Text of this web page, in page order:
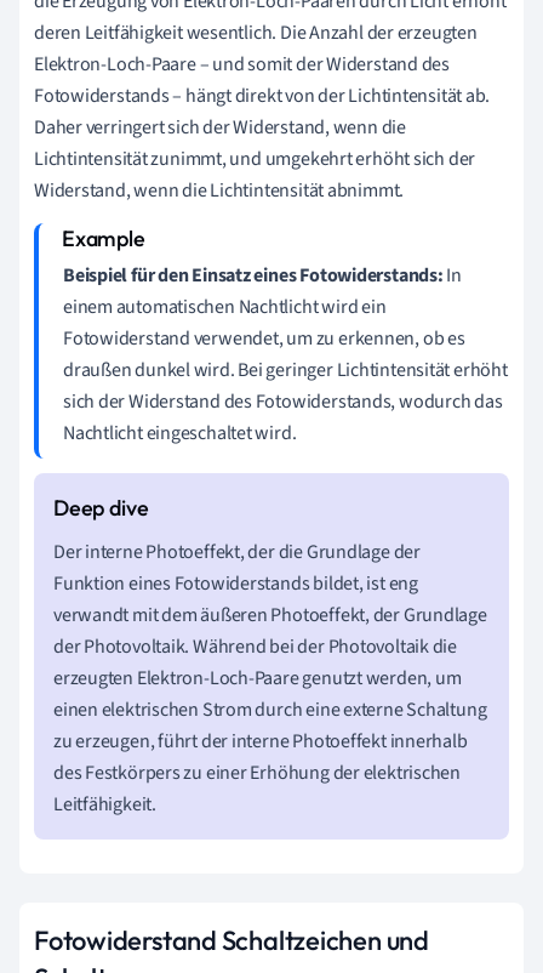
deren Leitfähigkeit wesentlich. Die Anzahl der erzeugten
Elektron-Loch-Paare – und somit der Widerstand des
Fotowiderstands – hängt direkt von der Lichtintensität ab.
Daher verringert sich der Widerstand, wenn die
Lichtintensität zunimmt, und umgekehrt erhöht sich der
Widerstand, wenn die Lichtintensität abnimmt.
Beispiel für den Einsatz eines Fotowiderstands:In
einem automatischen Nachtlicht wird ein
Fotowiderstand verwendet, um zu erkennen, ob es
draußen dunkel wird. Bei geringer Lichtintensität erhöht
sich der Widerstand des Fotowiderstands, wodurch das
Nachtlicht eingeschaltet wird.
Der interne Photoeffekt, der die Grundlage der
Funktion eines Fotowiderstands bildet, ist eng
verwandt mit dem äußeren Photoeffekt, der Grundlage
der Photovoltaik. Während bei der Photovoltaik die
erzeugten Elektron-Loch-Paare genutzt werden, um
einen elektrischen Strom durch eine externe Schaltung
zu erzeugen, führt der interne Photoeffekt innerhalb
des Festkörpers zu einer Erhöhung der elektrischen
Leitfähigkeit.
Fotowiderstand Schaltzeichen und